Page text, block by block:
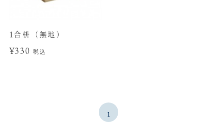
1合枡（無地）
¥330税込
1